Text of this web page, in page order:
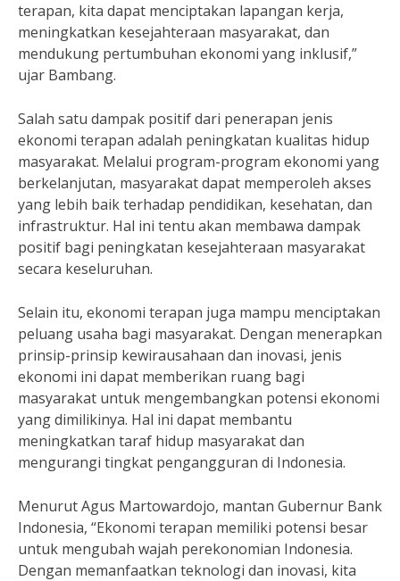
terapan, kita dapat menciptakan lapangan kerja,
meningkatkan kesejahteraan masyarakat, dan
mendukung pertumbuhan ekonomi yang inklusif,”
ujar Bambang.
Salah satu dampak positif dari penerapan jenis
ekonomi terapan adalah peningkatan kualitas hidup
masyarakat. Melalui program-program ekonomi yang
berkelanjutan, masyarakat dapat memperoleh akses
yang lebih baik terhadap pendidikan, kesehatan, dan
infrastruktur. Hal ini tentu akan membawa dampak
positif bagi peningkatan kesejahteraan masyarakat
secara keseluruhan.
Selain itu, ekonomi terapan juga mampu menciptakan
peluang usaha bagi masyarakat. Dengan menerapkan
prinsip-prinsip kewirausahaan dan inovasi, jenis
ekonomi ini dapat memberikan ruang bagi
masyarakat untuk mengembangkan potensi ekonomi
yang dimilikinya. Hal ini dapat membantu
meningkatkan taraf hidup masyarakat dan
mengurangi tingkat pengangguran di Indonesia.
Menurut Agus Martowardojo, mantan Gubernur Bank
Indonesia, “Ekonomi terapan memiliki potensi besar
untuk mengubah wajah perekonomian Indonesia.
Dengan memanfaatkan teknologi dan inovasi, kita